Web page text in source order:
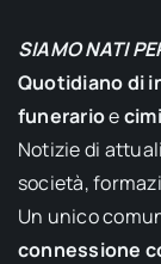
SIAMO NATI
Quotidiano di
funerarioe
Notizie di
società,
Un unico
connessione